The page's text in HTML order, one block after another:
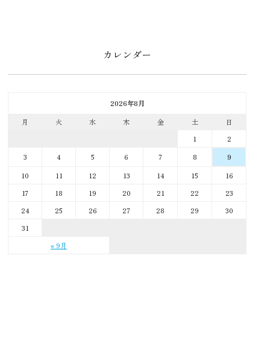
カレンダー
2026年8月
月
火 水 木 金 土 日
« 9月
1
2
3
4 5 6 7 8
9
10
11 12 13 14 15
16
17
18 19 20 21 22
23
24
25 26 27 28 29
30
31